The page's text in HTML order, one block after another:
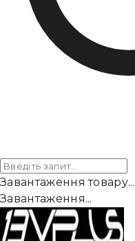
Завантаження товару...
Завантаження...